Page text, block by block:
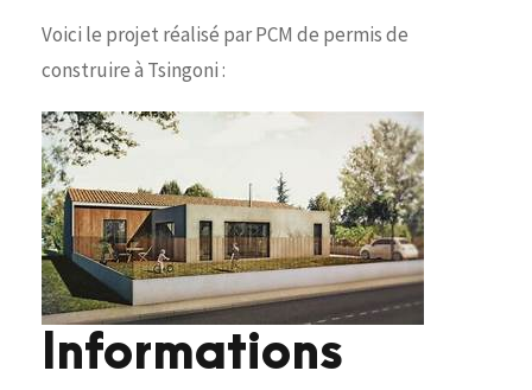
Voici le projet réalisé par PCM de permis de
construire à Tsingoni :
Informations